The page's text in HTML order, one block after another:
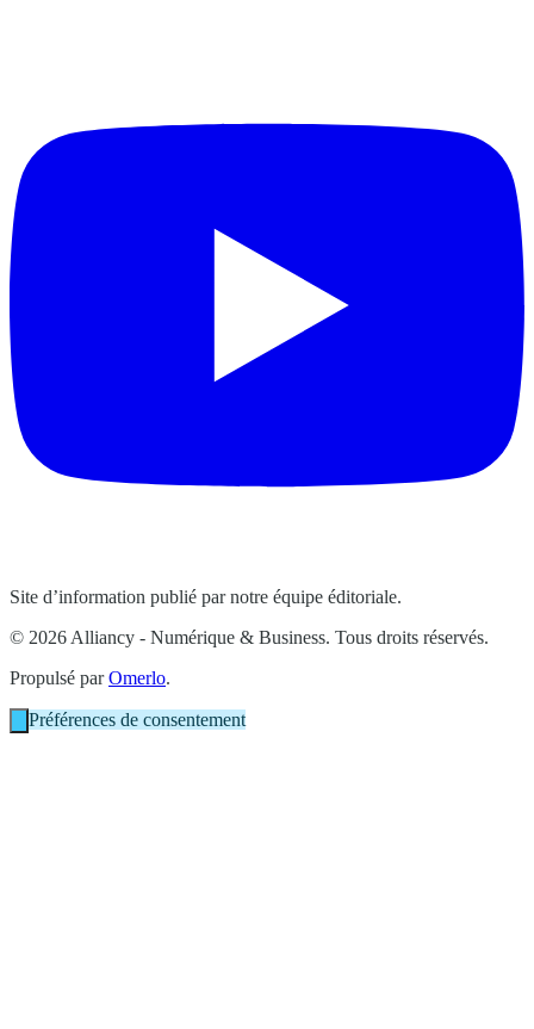
Site d’information publié par notre équipe éditoriale.
© 2026 Alliancy - Numérique & Business. Tous droits réservés.
Propulsé parOmerlo.
Préférences de consentement